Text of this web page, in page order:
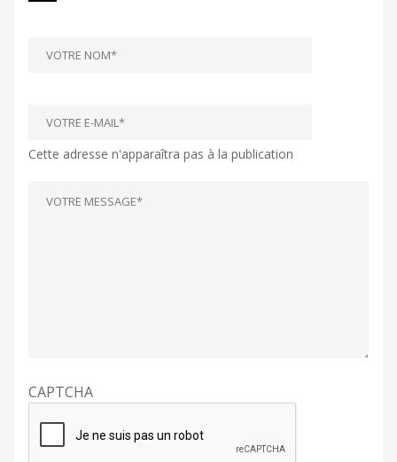
Cette adresse n'apparaîtra pas à la publication
CAPTCHA